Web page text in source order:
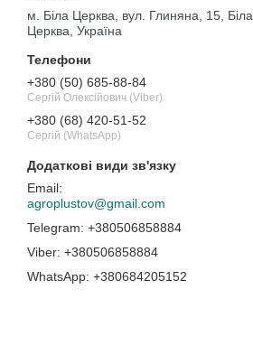
м. Біла Церква, вул. Глиняна, 15, Біла
Церква, Україна
+380 (50) 685-88-84
Сергій Олексійович (Viber)
+380 (68) 420-51-52
Сергій (WhatsApp)
agroplustov@gmail.com
+380506858884
+380506858884
+380684205152